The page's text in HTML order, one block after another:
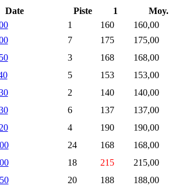
Date Piste 1
Moy.
1 160
160,00
7 175
175,00
3 168
168,00
5 153
153,00
2 140
140,00
6 137
137,00
4 190
190,00
24 168
168,00
18 215
215,00
20 188
188,00